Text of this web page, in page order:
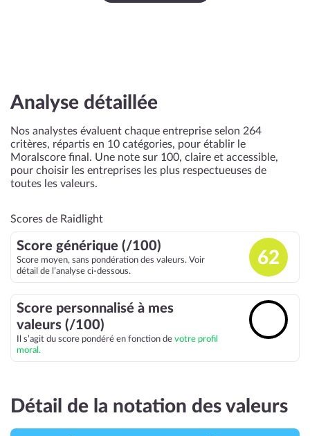
Analyse détaillée
Nos analystes évaluent chaque entreprise selon 264
critères, répartis en 10 catégories, pour établir le
Moralscore final. Une note sur 100, claire et accessible,
pour choisir les entreprises les plus respectueuses de
toutes les valeurs.
Scores de Raidlight
Score générique (/100)
Score moyen, sans pondération des valeurs. Voir
détail de l’analyse ci-dessous.
62
Score personnalisé à mes
valeurs (/100)
Il s’agit du score pondéré en fonction de votre profil
moral.
Détail de la notation des valeurs